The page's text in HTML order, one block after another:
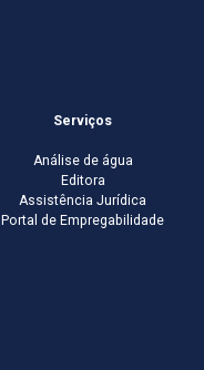
Serviços
Análise de água
Editora
Assistência Jurídica
Portal de Empregabilidade